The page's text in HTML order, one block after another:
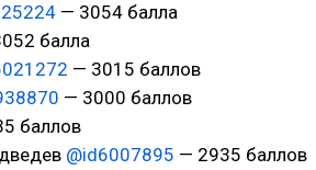
— 3054 балла
балла
— 3015 баллов
— 3000 баллов
баллов
@id6007895 — 2935 баллов